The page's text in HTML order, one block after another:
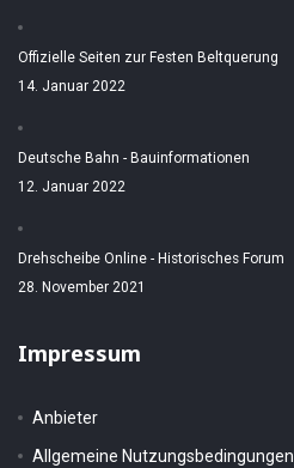
Offizielle Seiten zur Festen Beltquerung
14. Januar 2022
Deutsche Bahn - Bauinformationen
12. Januar 2022
Drehscheibe Online - Historisches Forum
28. November 2021
Impressum
Anbieter
Allgemeine Nutzungsbedingungen